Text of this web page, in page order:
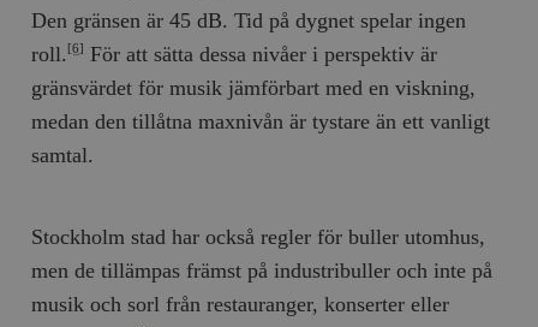
Den gränsen är 45 dB. Tid på dygnet spelar ingen
roll. [6] För att sätta dessa nivåer i perspektiv är
gränsvärdet för musik jämförbart med en viskning,
medan den tillåtna maxnivån är tystare än ett vanligt
samtal.
Stockholm stad har också regler för buller utomhus,
men de tillämpas främst på industribuller och inte på
musik och sorl från restauranger, konserter eller